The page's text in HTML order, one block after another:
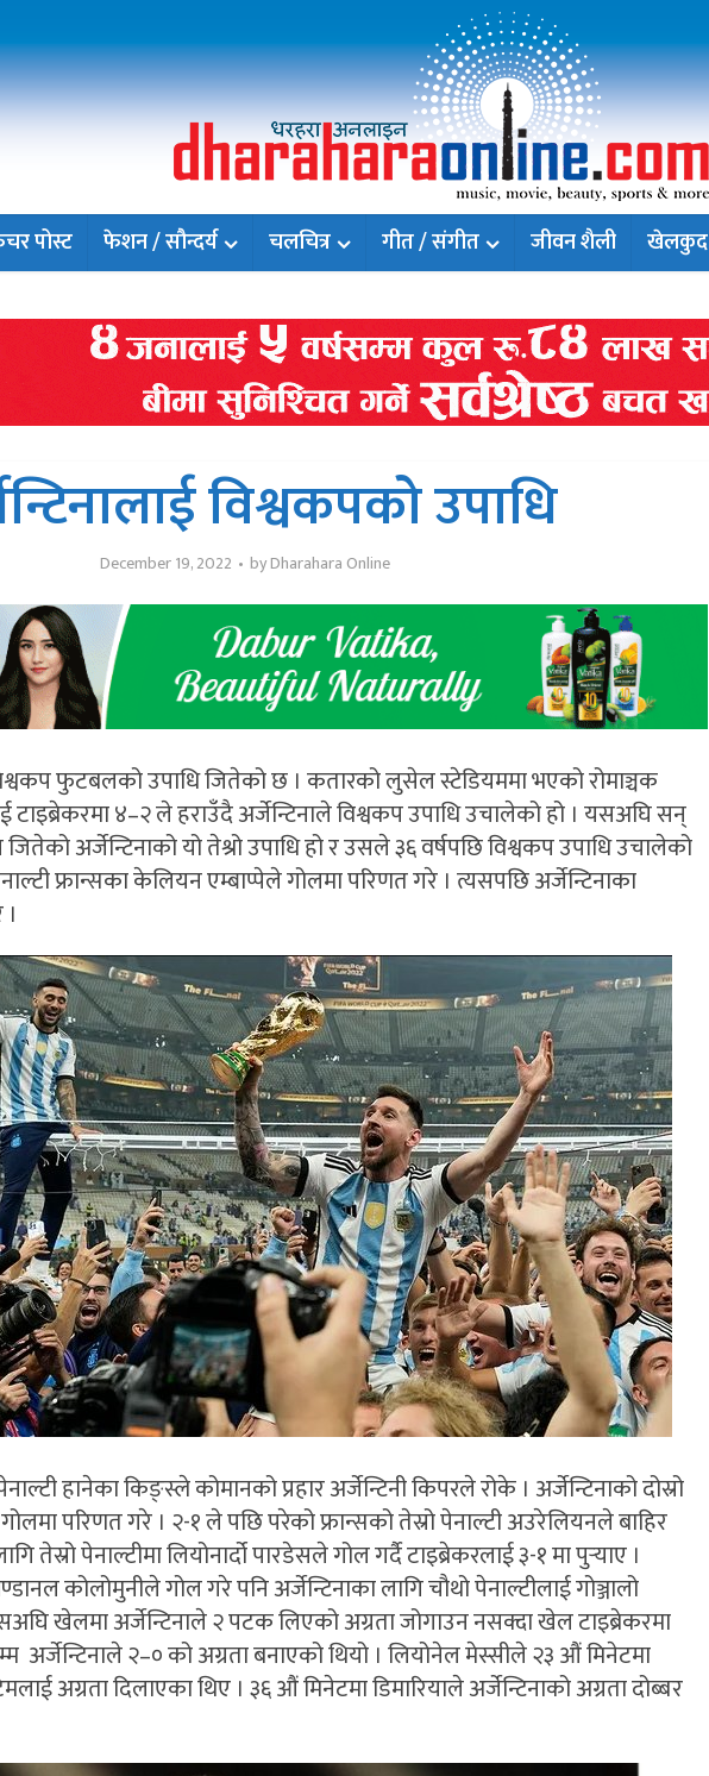
पोस्ट फेशन / सौन्दर्य चलचित्र गीत / संगीत जीवन शैली खेलकुद
विश्वकपको उपाधि
December 19, 2022 byDharahara Online
फुटबलको उपाधि जितेको छ । कतारको लुसेल स्टेडियममा भएको रोमाञ्चक
टाइब्रेकरमा ४–२ ले हराउँदै अर्जेन्टिनाले विश्वकप उपाधि उचालेको हो । यसअघि सन्
अर्जेन्टिनाको यो तेश्रो उपाधि हो र उसले ३६ वर्षपछि विश्वकप उपाधि उचालेको
फ्रान्सका केलियन एम्बाप्पेले गोलमा परिणत गरे । त्यसपछि अर्जेन्टिनाका
हानेका किङ्स्ले कोमानको प्रहार अर्जेन्टिनी किपरले रोके । अर्जेन्टिनाको दोस्रो
परिणत गरे । २-१ ले पछि परेको फ्रान्सको तेस्रो पेनाल्टी अउरेलियनले बाहिर
तेस्रो पेनाल्टीमा लियोनार्दो पारडेसले गोल गर्दै टाइब्रेकरलाई ३-१ मा पुर्‍याए ।
कोलोमुनीले गोल गरे पनि अर्जेन्टिनाका लागि चौथो पेनाल्टीलाई गोञ्जालो
खेलमा अर्जेन्टिनाले २ पटक लिएको अग्रता जोगाउन नसक्दा खेल टाइब्रेकरमा
अर्जेन्टिनाले २–० को अग्रता बनाएको थियो । लियोनेल मेस्सीले २३ औं मिनेटमा
अग्रता दिलाएका थिए । ३६ औं मिनेटमा डिमारियाले अर्जेन्टिनाको अग्रता दोब्बर